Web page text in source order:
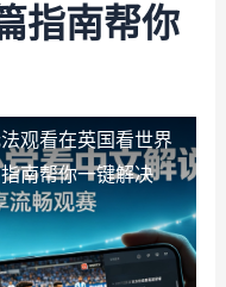
指南帮你
观看在英国看世界
南帮你一键解决